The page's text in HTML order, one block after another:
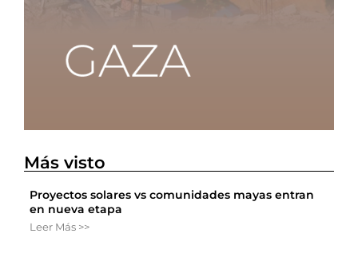
Más visto
Proyectos solares vs comunidades mayas entran
en nueva etapa
Leer Más >>